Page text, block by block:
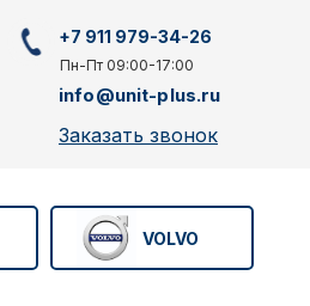
+7 911 979-34-26
Пн-Пт 09:00-17:00
info@unit-plus.ru
Заказать звонок
VOLVO